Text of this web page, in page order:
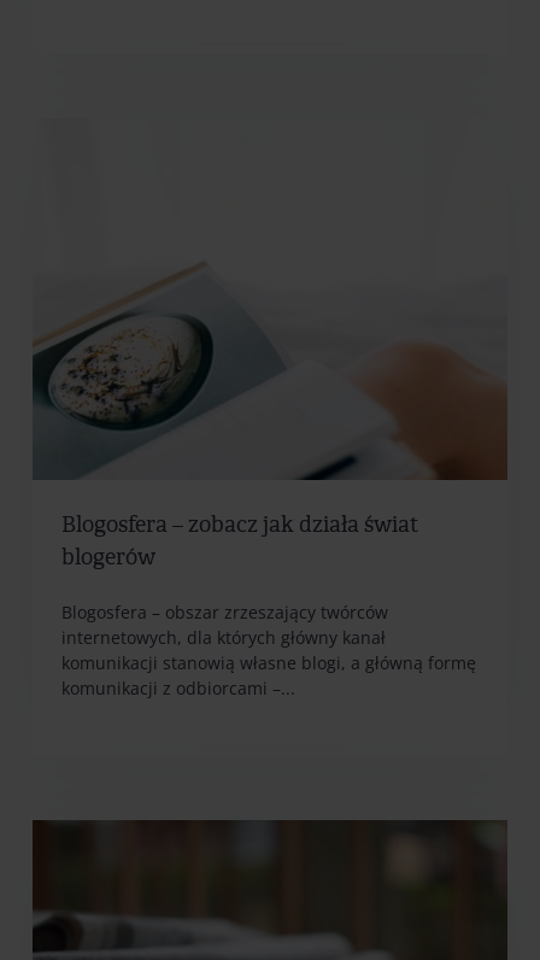
Blogosfera – zobacz jak działa świat
blogerów
Blogosfera – obszar zrzeszający twórców
internetowych, dla których główny kanał
komunikacji stanowią własne blogi, a główną formę
komunikacji z odbiorcami –...